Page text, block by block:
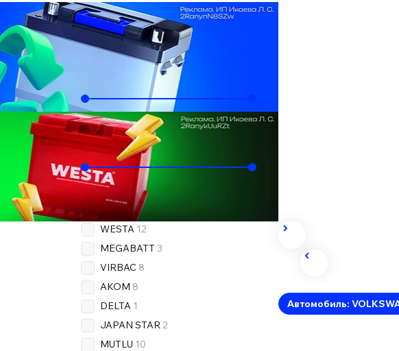
Подобрать по автомобилю
Ёмкость, Ач
Пусковой ток, А
500
Бренд
OEM13
WESTA 12
MEGABATT 3
VIRBAC 8
AKOM 8
DELTA 1
JAPAN STAR 2
MUTLU 10
Автомобиль: